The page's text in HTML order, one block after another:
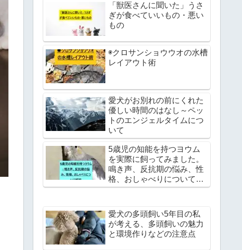
「獣医さんに聞いた」うさ
ぎが食べていいもの・悪い
もの
◉クロサンショウウオの水槽
レイアウト術
愛犬がお別れの前にくれた
優しい時間のはなし～ペッ
トのエンジェルタイムにつ
いて
5歳児の知能を持つヨウム
を実際に飼ってみました。
鳴き声、反抗期の悩み、性
格、おしゃべりについて解
説
愛犬の多頭飼い5年目の私
が考える、多頭飼いの魅力
と環境作りなどの注意点